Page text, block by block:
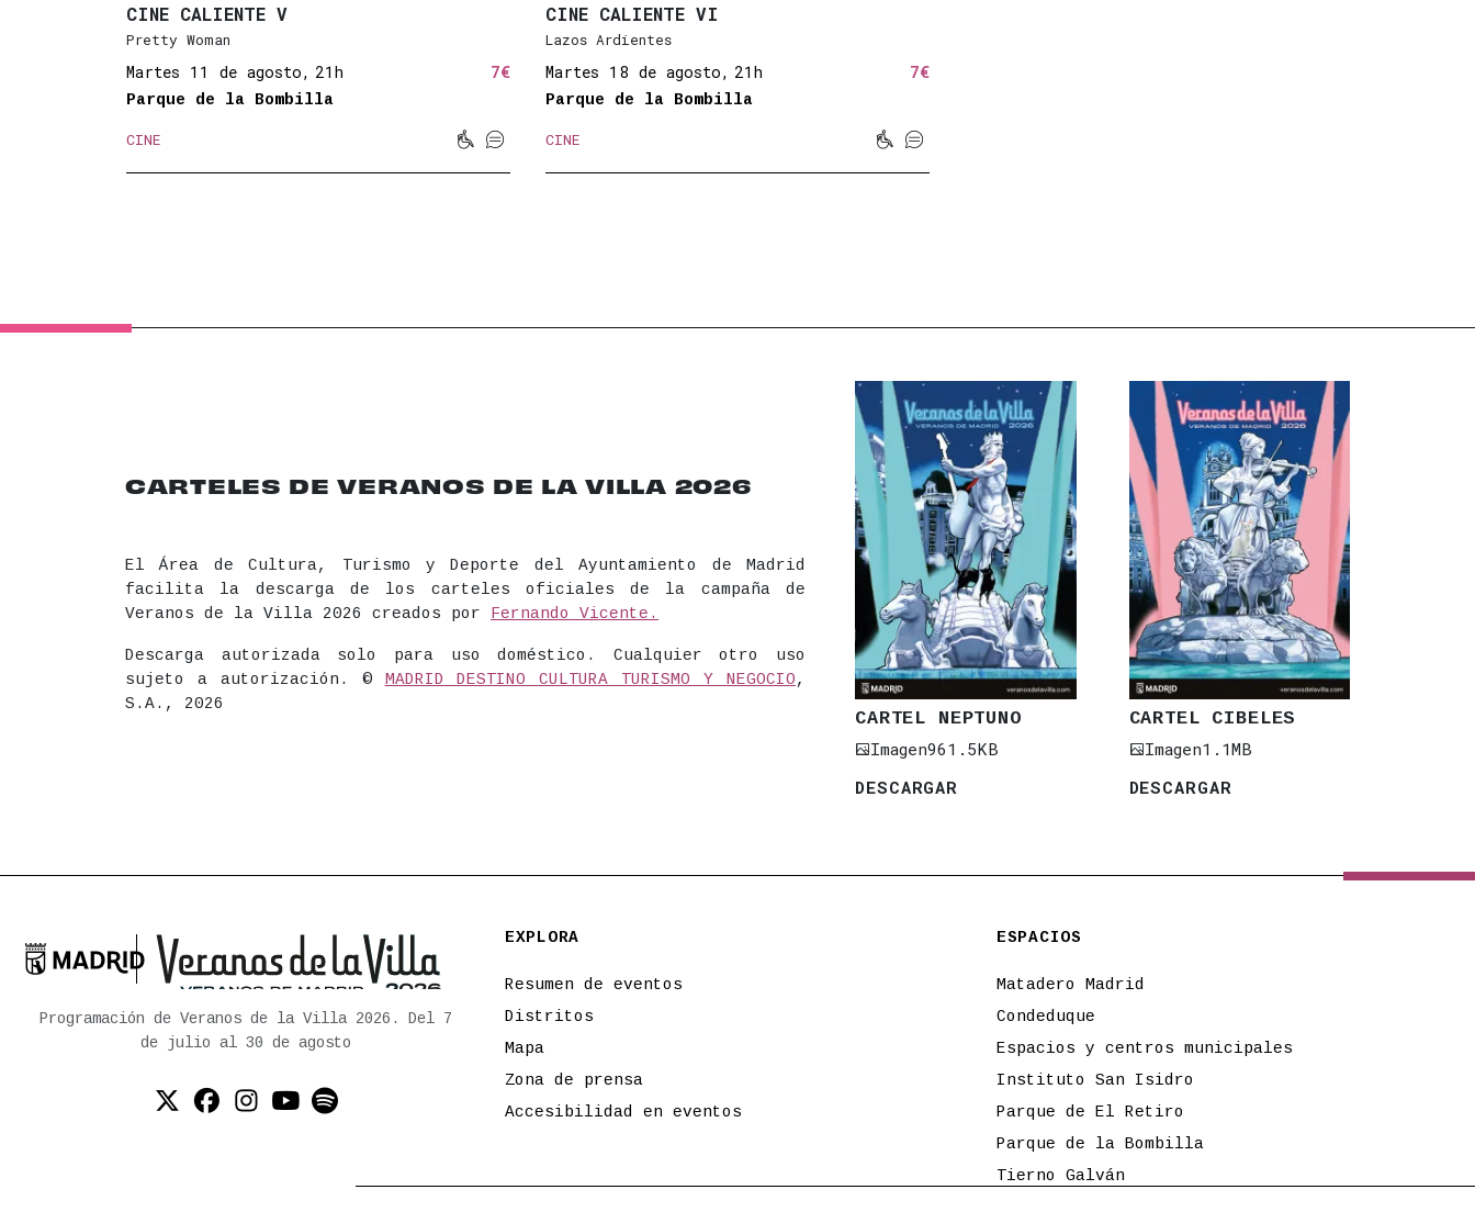
CINE CALIENTE V
Pretty Woman
Martes 11 de agosto, 21h 7€
Parque de la Bombilla
CINE Movilidad reducida
Subtitulado
CINE CALIENTE VI
Lazos Ardientes
Martes 18 de agosto, 21h 7€
Parque de la Bombilla
CINE Movilidad reducida
Subtitulado
CARTELES DE VERANOS DE LA VILLA 2026
El Área de Cultura, Turismo y Deporte del Ayuntamiento de Madrid
facilita la descarga de los carteles oficiales de la campaña de
Veranos de la Villa 2026 creados por
Fernando Vicente.
Descarga autorizada solo para uso doméstico. Cualquier otro uso
sujeto a autorización. ©
MADRID DESTINO CULTURA TURISMO Y NEGOCIO,
S.A., 2026
CARTEL NEPTUNO
Imagen961.5KB
DESCARGAR
CARTEL CIBELES
Imagen1.1MB
DESCARGAR

Ayuntamiento de Madrid
Programación de Veranos de la Villa 2026. Del 7
de julio al 30 de agosto
Twitter (X)
Facebook
Instagram
YouTube
Spotify
EXPLORA
Resumen de eventos
Distritos
Mapa
Zona de prensa
Accesibilidad en eventos
ESPACIOS
Matadero Madrid
Condeduque
Espacios y centros municipales
Instituto San Isidro
Parque de El Retiro
Parque de la Bombilla
Tierno Galván